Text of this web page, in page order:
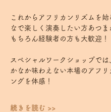
これからアフリカンリズムを
なで楽しく演奏したい方あつま
もちろん経験者の方も大歓迎！
スペシャルワークショップでは
かなか味わえない本場のアフリ
ングを体感！
続きを読む >>